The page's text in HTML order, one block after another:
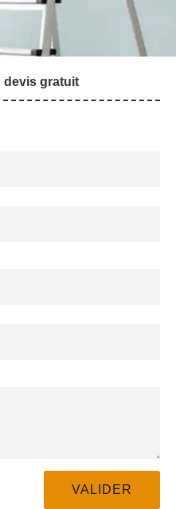
devis gratuit